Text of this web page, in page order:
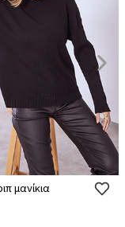
μανίκια